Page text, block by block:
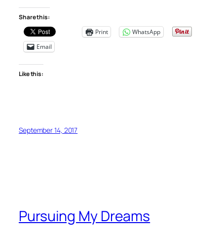
Share this:
Print
WhatsApp
Email
Like this:
September 14, 2017
Pursuing My Dreams